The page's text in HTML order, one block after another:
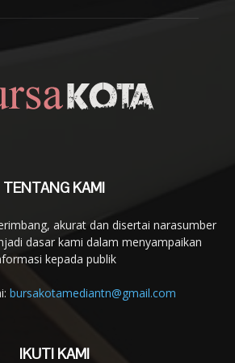
TENTANG KAMI
akurat dan disertai narasumber
dasar kami dalam menyampaikan
kepada publik
bursakotamediantn@gmail.com
IKUTI KAMI